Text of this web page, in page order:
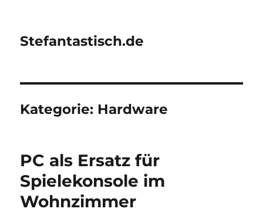
Stefantastisch.de
Kategorie: Hardware
PC als Ersatz für
Spielekonsole im
Wohnzimmer